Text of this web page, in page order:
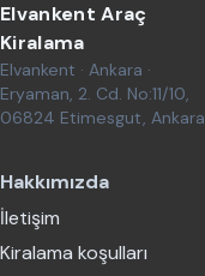
Elvankent Araç
Kiralama
Elvankent · Ankara ·
Eryaman, 2. Cd. No:11/10,
06824 Etimesgut, Ankara
Hakkımızda
İletişim
Kiralama koşulları